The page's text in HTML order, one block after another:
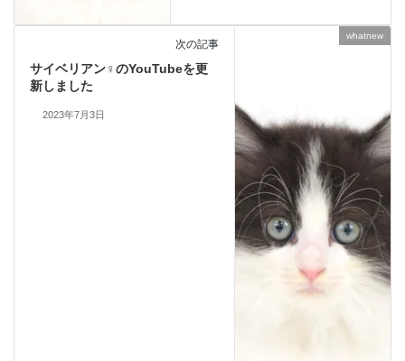
whatnew
次の記事
サイベリアン♀のYouTubeを更
新しました
2023年7月3日